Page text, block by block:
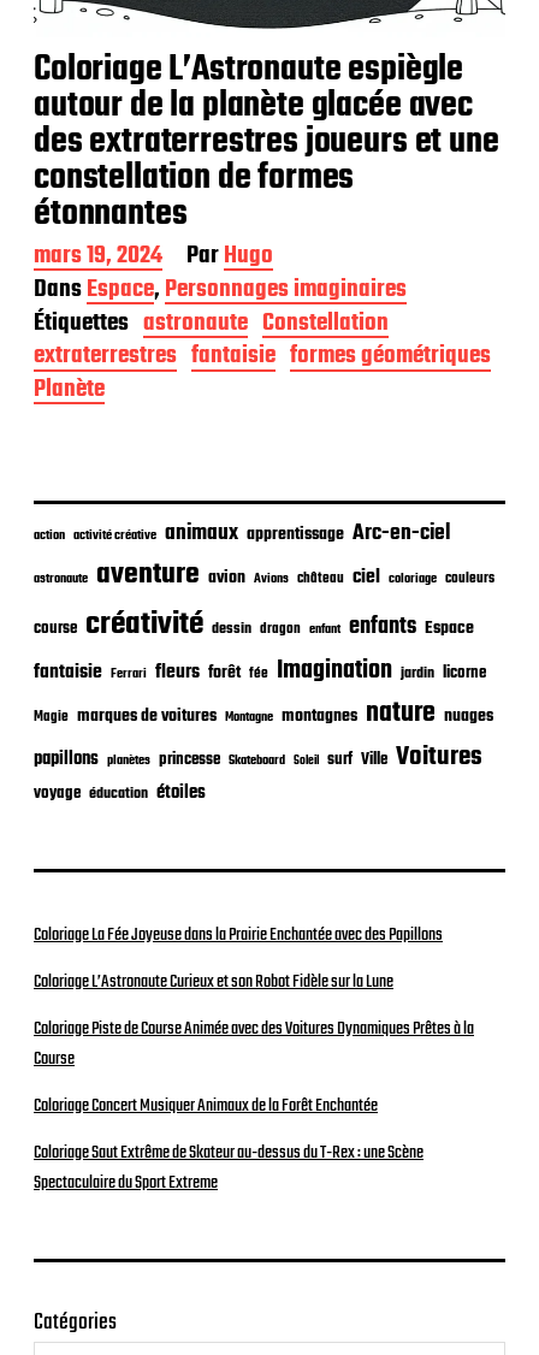
Coloriage L’Astronaute espiègle
autour de la planète glacée avec
des extraterrestres joueurs et une
constellation de formes
étonnantes
D
a
t
e
d
e
p
i
a
t
i
o
n
mars 19, 2024 ParHugo
DansEspace,Personnages imaginaires
Étiquettes astronaute Constellation
extraterrestres fantaisie formes géométriques
Planète
action activité créative animaux apprentissage Arc-en-ciel
astronaute aventure avion Avions château ciel coloriage couleurs
course créativité dessin dragon enfant enfants Espace
fantaisie Ferrari fleurs forêt fée Imagination jardin licorne
Magie marques de voitures Montagne montagnes nature nuages
papillons planètes princesse Skateboard Soleil surf Ville Voitures
voyage éducation étoiles
Coloriage La Fée Joyeuse dans la Prairie Enchantée avec des Papillons
Coloriage L’Astronaute Curieux et son Robot Fidèle sur la Lune
Coloriage Piste de Course Animée avec des Voitures Dynamiques Prêtes à la
Course
Coloriage Concert Musiquer Animaux de la Forêt Enchantée
Coloriage Saut Extrême de Skateur au-dessus du T-Rex : une Scène
Spectaculaire du Sport Extreme
Catégories